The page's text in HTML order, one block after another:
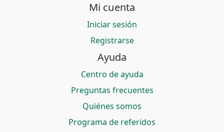
Mi cuenta
Iniciar sesión
Registrarse
Ayuda
Centro de ayuda
Preguntas frecuentes
Quiénes somos
Programa de referidos